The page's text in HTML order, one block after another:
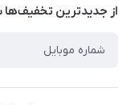
درباره ما
راهنما
از جدید‌ترین تخفیف‌ها